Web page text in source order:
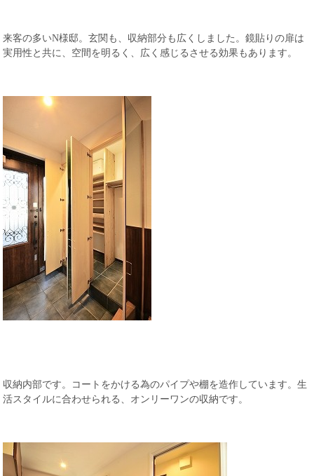
来客の多いN様邸。玄関も、収納部分も広くしました。鏡貼りの扉は
実用性と共に、空間を明るく、広く感じるさせる効果もあります。
収納内部です。コートをかける為のパイプや棚を造作しています。生
活スタイルに合わせられる、オンリーワンの収納です。